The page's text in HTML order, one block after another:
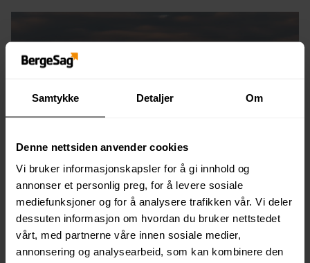
Samtykke Detaljer Om
Denne nettsiden anvender cookies
Vi bruker informasjonskapsler for å gi innhold og
annonser et personlig preg, for å levere sosiale
mediefunksjoner og for å analysere trafikken vår. Vi deler
dessuten informasjon om hvordan du bruker nettstedet
vårt, med partnerne våre innen sosiale medier,
annonsering og analysearbeid, som kan kombinere den